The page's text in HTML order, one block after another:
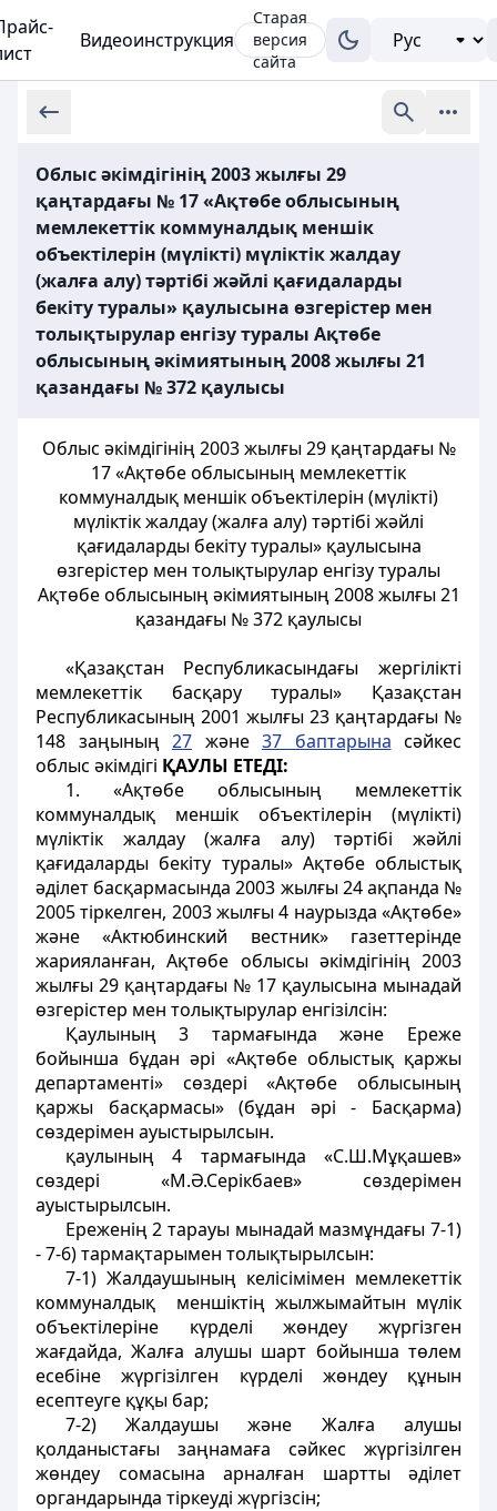
Видеоинструкция
Старая
версия
сайта
Облыс әкімдігінің 2003 жылғы 29
қаңтардағы № 17 «Ақтөбе облысының
мемлекеттік коммуналдық меншік
объектілерін (мүлікті) мүліктік жалдау
(жалға алу) тәртібі жәйлі қағидаларды
бекіту туралы» қаулысына өзгерістер мен
толықтырулар енгізу туралы Ақтөбе
облысының әкімиятының 2008 жылғы 21
қазандағы № 372 қаулысы
Облыс әкімдігінің 2003 жылғы 29 қаңтардағы №
17 «Ақтөбе облысының мемлекеттік
коммуналдық меншік объектілерін (мүлікті)
мүліктік жалдау (жалға алу) тәртібі жәйлі
қағидаларды бекіту туралы» қаулысына
өзгерістер мен толықтырулар енгізу туралы
Ақтөбе облысының әкімиятының 2008 жылғы 21
қазандағы № 372 қаулысы
«Қазақстан Республикасындағы жергілікті
мемлекеттік басқару туралы» Қазақстан
Республикасының 2001 жылғы 23 қаңтардағы №
148 заңының 27 және 37 баптарына сәйкес
облыс әкімдігі ҚАУЛЫ ЕТЕДІ:
1. «Ақтөбе облысының мемлекеттік
коммуналдық меншік объектілерін (мүлікті)
мүліктік жалдау (жалға алу) тәртібі жәйлі
қағидаларды бекіту туралы» Ақтөбе облыстық
әділет басқармасында 2003 жылғы 24 ақпанда №
2005 тіркелген, 2003 жылғы 4 наурызда «Ақтөбе»
және «Актюбинский вестник» газеттерінде
жарияланған, Ақтөбе облысы әкімдігінің 2003
жылғы 29 қаңтардағы № 17 қаулысына мынадай
өзгерістер мен толықтырулар енгізілсін:
Қаулының 3 тармағында және Ереже
бойынша бұдан әрі «Ақтөбе облыстық қаржы
департаменті» сөздері «Ақтөбе облысының
қаржы басқармасы» (бұдан әрі - Басқарма)
сөздерімен ауыстырылсын.
қаулының 4 тармағында «С.Ш.Мұқашев»
сөздері «М.Ә.Серікбаев» сөздерімен
ауыстырылсын.
Ереженің 2 тарауы мынадай мазмұндағы 7-1)
- 7-6) тармақтарымен толықтырылсын:
7-1) Жалдаушының келісімімен мемлекеттік
коммуналдық меншіктің жылжымайтын мүлік
объектілеріне күрделі жөндеу жүргізген
жағдайда, Жалға алушы шарт бойынша төлем
есебіне жүргізілген күрделі жөндеу құнын
есептеуге құқы бар;
7-2) Жалдаушы және Жалға алушы
қолданыстағы заңнамаға сәйкес жүргізілген
жөндеу сомасына арналған шартты әділет
органдарында тіркеуді жүргізсін;